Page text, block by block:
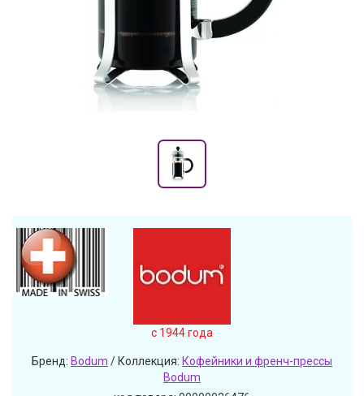
c 1944 года
Бренд: Bodum / Коллекция: Кофейники и френч-прессы
Bodum